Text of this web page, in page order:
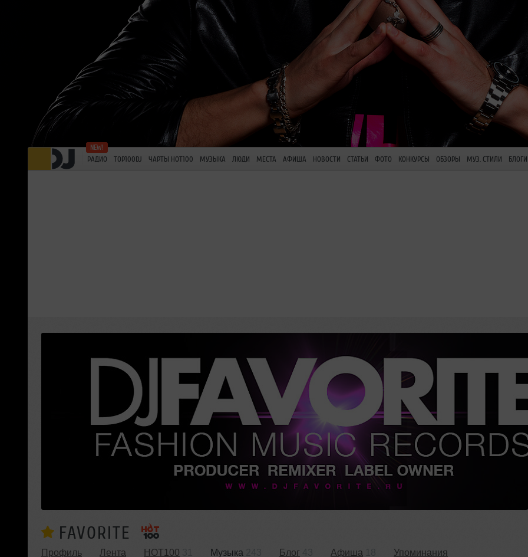
РАДИО TOP100DJ ЧАРТЫ HOT100 МУЗЫКА ЛЮДИ МЕСТА АФИША НОВОСТИ СТАТЬИ ФОТО КОНКУРСЫ ОБЗОРЫ МУЗ. СТИЛИ БЛОГИ
FAVORITE
Профиль Лента HOT100 Музыка Блог Афиша Упоминания